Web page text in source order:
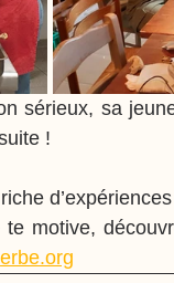
sérieux, sa
!
motive,